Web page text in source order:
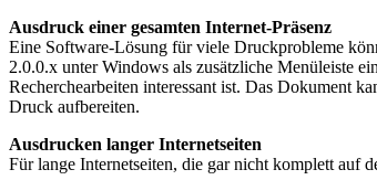
Ausdruck einer gesamten Internet-Präsenz
Eine Software-Lösung für viele Druckprobleme
2.0.0.x unter Windows als zusätzliche Menüleiste
Recherchearbeiten interessant ist. Das Dokument
Druck aufbereiten.
Ausdrucken langer Internetseiten
Für lange Internetseiten, die gar nicht komplett auf